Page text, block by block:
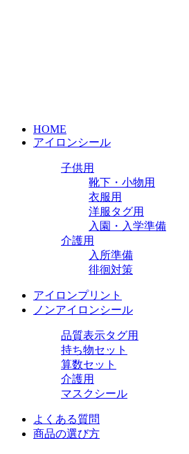
HOME
アイロンシール
子供用
靴下・小物用
衣服用
洋服タグ用
入園・入学準備
介護用
入所準備
徘徊対策
アイロンプリント
ノンアイロンシール
品質表示タグ用
持ち物セット
算数セット
介護用
マスクシール
よくある質問
商品の選び方